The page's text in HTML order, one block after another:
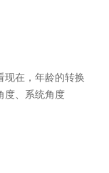
现在，年龄的转换
度、系统角度